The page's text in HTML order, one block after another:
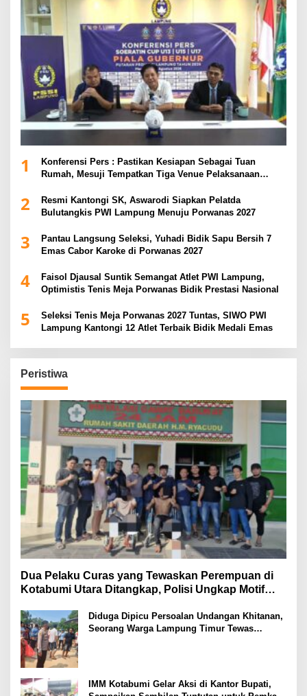
1
Konferensi Pers : Pastikan Kesiapan Sebagai Tuan
Rumah, Mesuji Tempatkan Tiga Venue Pelaksanaan
2
Resmi Kantongi SK, Aswarodi Siapkan Pelatda
Bulutangkis PWI Lampung Menuju Porwanas 2027
3
Pantau Langsung Seleksi, Yuhadi Bidik Sapu Bersih 7
Emas Cabor Karoke di Porwanas 2027
4
Faisol Djausal Suntik Semangat Atlet PWI Lampung,
Optimistis Tenis Meja Porwanas Bidik Prestasi Nasional
5
Seleksi Tenis Meja Porwanas 2027 Tuntas, SIWO PWI
Lampung Kantongi 12 Atlet Terbaik Bidik Medali Emas
Peristiwa
Dua Pelaku Curas yang Tewaskan Perempuan di
Kotabumi Utara Ditangkap, Polisi Ungkap Motif
Diduga Dipicu Persoalan Undangan Khitanan,
Seorang Warga Lampung Timur Tewas
IMM Kotabumi Gelar Aksi di Kantor Bupati,